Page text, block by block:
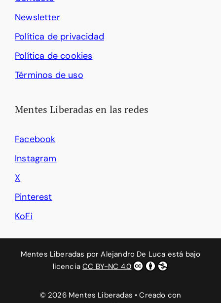
Newsletter
Política de privacidad
Política de cookies
Términos de uso
Mentes Liberadas en las redes
Facebook
Instagram
X
Pinterest
KoFi
Mentes Liberadas porAlejandro De Luca está bajo
licenciaCC BY-NC 4.0
© 2026 Mentes Liberadas • Creado con